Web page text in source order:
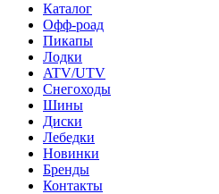
Каталог
Офф-роад
Пикапы
Лодки
ATV/UTV
Снегоходы
Шины
Диски
Лебедки
Новинки
Бренды
Контакты